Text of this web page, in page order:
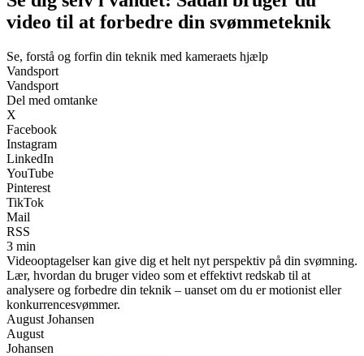
video til at forbedre din svømmeteknik
Se, forstå og forfin din teknik med kameraets hjælp
Vandsport
Vandsport
Del med omtanke
X
Facebook
Instagram
LinkedIn
YouTube
Pinterest
TikTok
Mail
RSS
3 min
Videooptagelser kan give dig et helt nyt perspektiv på din svømning.
Lær, hvordan du bruger video som et effektivt redskab til at
analysere og forbedre din teknik – uanset om du er motionist eller
konkurrencesvømmer.
August Johansen
August
Johansen